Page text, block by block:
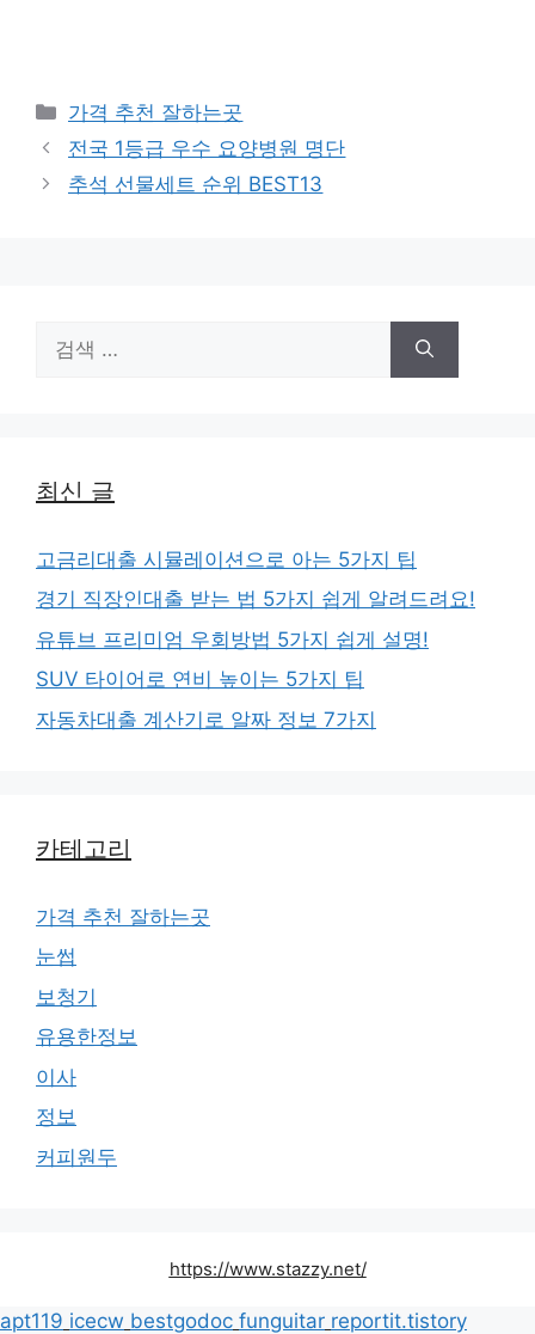
카
테
리
가격 추천 잘하는곳
전국 1등급 우수 요양병원 명단
추석 선물세트 순위 BEST13
색:
최신 글
고금리대출 시뮬레이션으로 아는 5가지 팁
경기 직장인대출 받는 법 5가지 쉽게 알려드려요!
유튜브 프리미엄 우회방법 5가지 쉽게 설명!
SUV 타이어로 연비 높이는 5가지 팁
자동차대출 계산기로 알짜 정보 7가지
카테고리
가격 추천 잘하는곳
눈썹
보청기
유용한정보
이사
정보
커피원두
https://www.stazzy.net/
apt119 icecw bestgodoc funguitar reportit.tistory